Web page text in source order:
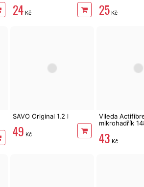
24 Kč 25 Kč
SAVO Original 1,2 l
49 Kč
Vileda
mikrohadřík
43 Kč